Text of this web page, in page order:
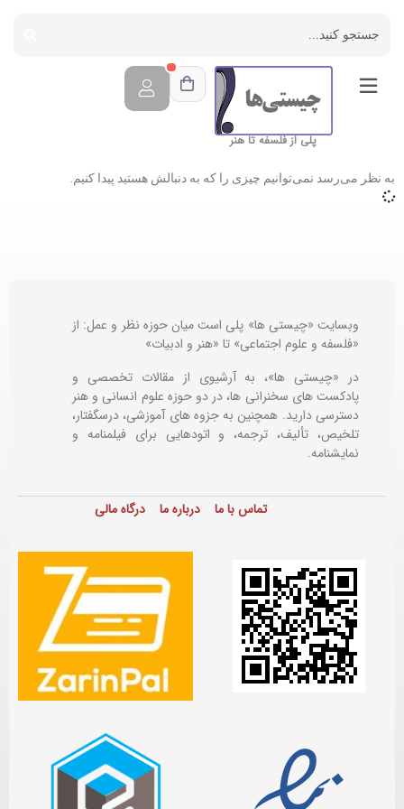
پلی از فلسفه تا هنر
به نظر می‌رسد نمی‌توانیم چیزی را که به دنبالش هستید پیدا کنیم.
وبسایت «چیستی ها» پلی است میان حوزه نظر و عمل: از
«فلسفه و علوم اجتماعی» تا «هنر و ادبیات»
در «چیستی ها»، به آرشیوی از مقالات تخصصی و
پادکست های سخنرانی ها، در دو حوزه علوم انسانی و هنر
دسترسی دارید. همچنین به جزوه های آموزشی، درسگفتار،
تلخیص، تألیف، ترجمه، و اتودهایی برایفیلمنامه و
نمایشنامه.
تماس با ما درباره ما درگاه مالی